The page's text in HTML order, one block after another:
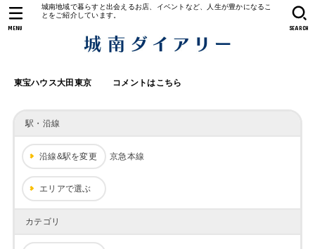
城南地域で暮らすと出会えるお店、イベントなど、人生が豊かになるこ
とをご紹介しています。
東宝ハウス大田東京 コメントはこちら
SEARCH
MENU
駅・沿線
沿線&駅を変更 京急本線
エリアで選ぶ
カテゴリ